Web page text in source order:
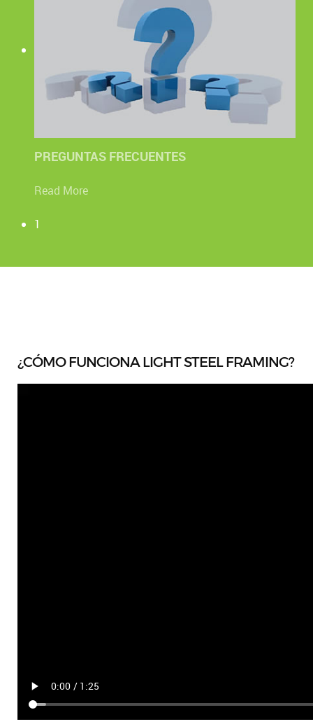
PREGUNTAS FRECUENTES
Read More
1
¿CÓMO FUNCIONA LIGHT STEEL FRAMING?